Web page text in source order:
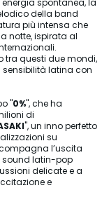
spontanea, la
della band
più intensa che
notte, ispirata al
tra questi due mondi,
latina con
"0%", che ha
di
", un inno perfetto
su
l’uscita
sound latin-pop
delicate e a
e